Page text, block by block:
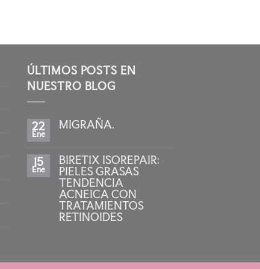
ÚLTIMOS POSTS EN
NUESTRO BLOG
22
Ene
MIGRAÑA.
en
MIGRAÑA.
15
Ene
BIRETIX ISOREPAIR:
PIELES GRASAS
TENDENCIA
ACNEICA CON
TRATAMIENTOS
RETINOIDES